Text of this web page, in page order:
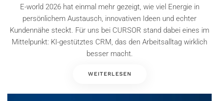
E-world 2026 hat einmal mehr gezeigt, wie viel Energie in
persönlichem Austausch, innovativen Ideen und echter
Kundennähe steckt. Für uns bei CURSOR stand dabei eines im
Mittelpunkt: KI-gestütztes CRM, das den Arbeitsalltag wirklich
besser macht.
WEITERLESEN